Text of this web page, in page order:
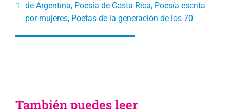
de Argentina, Poesía de Costa Rica, Poesía escrita
por mujeres, Poetas de la generación de los 70
También puedes leer